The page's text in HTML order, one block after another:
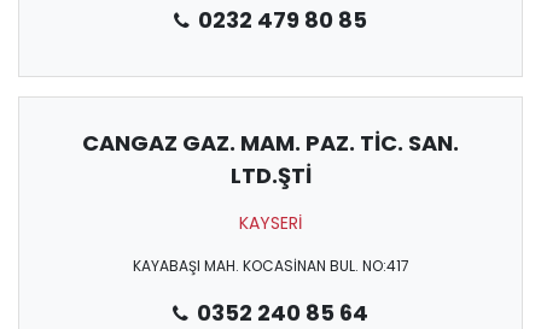
0232 479 80 85
CANGAZ GAZ. MAM. PAZ. TİC. SAN.
LTD.ŞTİ
KAYSERİ
KAYABAŞI MAH. KOCASİNAN BUL. NO:417
0352 240 85 64